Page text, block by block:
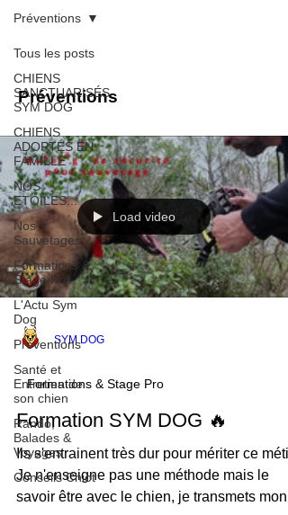
Tous les posts
CHIENS
SANCTUARISÉS
SYM DOG
CHIENS
ADOPTÉS EN
FAMILLE
NOS
ETOILES...
Nos
Sauvetages
Formations &
Stage Pro
L'Actu Sym
Dog
Préventions
Santé et
Entretien de
son chien
Rando,
Balades &
Voyages
Conseils Chiot
Préventions
Préventions
Load video
SYM DOG
Formations & Stage Pro
Formation SYM DOG 🔥
Ils s'entrainent très dur pour mériter ce
Je n'enseigne pas une méthode mais le
savoir être avec le chien, je transmets mon